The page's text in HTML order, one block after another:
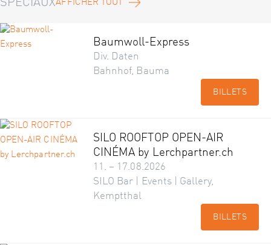
SPÉCIAUXAFFICHER TOUT
Baumwoll-Express
Div. Daten
Bahnhof, Bauma
BILLETS
SILO ROOFTOP OPEN-AIR
CINÉMA by Lerchpartner.ch
11. – 17.08.2026
SILO Bar | Events | Gallery,
Kemptthal
BILLETS